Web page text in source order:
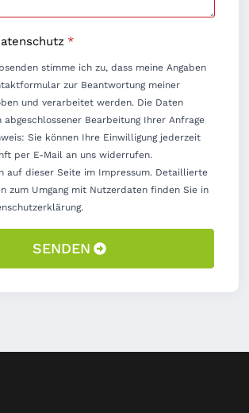
*
stimme ich zu, dass meine Angaben
zur Beantwortung meiner
und verarbeitet werden. Die Daten
abgeschlossener Bearbeitung Ihrer Anfrage
Sie können Ihre Einwilligung jederzeit
per E-Mail an uns widerrufen.
auf dieser Seite im Impressum. Detaillierte
zum Umgang mit Nutzerdaten finden Sie in
SENDEN